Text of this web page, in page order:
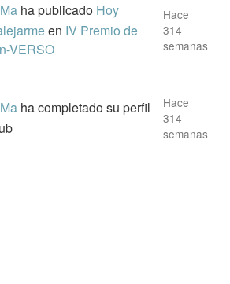
ha publicado Hoy
en IV Premio de
VERSO
Hace
314
semanas
ha completado su perfil
Hace
314
semanas